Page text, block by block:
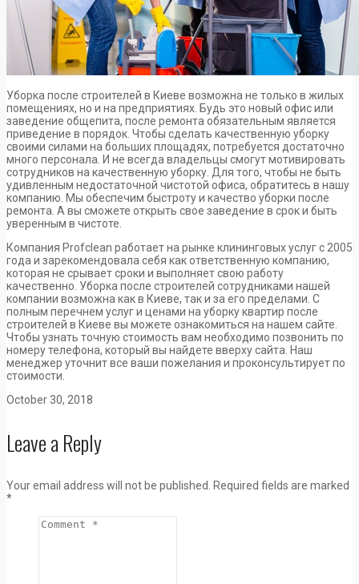
Уборка после строителей в Киеве возможна не только в жилых
помещениях, но и на предприятиях. Будь это новый офис или
заведение общепита, после ремонта обязательным является
приведение в порядок. Чтобы сделать качественную уборку
своими силами на больших площадях, потребуется достаточно
много персонала. И не всегда владельцы смогут мотивировать
сотрудников на качественную уборку. Для того, чтобы не быть
удивленным недостаточной чистотой офиса, обратитесь в нашу
компанию. Мы обеспечим быстроту и качество уборки после
ремонта. А вы сможете открыть свое заведение в срок и быть
уверенным в чистоте.
Компания Profclean работает на рынке клининговых услуг с 2005
года и зарекомендовала себя как ответственную компанию,
которая не срывает сроки и выполняет свою работу
качественно. Уборка после строителей сотрудниками нашей
компании возможна как в Киеве, так и за его пределами. С
полным перечнем услуг и ценами на уборку квартир после
строителей в Киеве вы можете ознакомиться на нашем сайте.
Чтобы узнать точную стоимость вам необходимо позвонить по
номеру телефона, который вы найдете вверху сайта. Наш
менеджер уточнит все ваши пожелания и проконсультирует по
стоимости.
October 30, 2018
Leave a Reply
Your email address will not be published. Required fields are marked
*